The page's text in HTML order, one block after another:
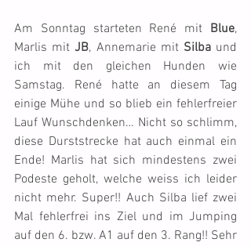
Am Sonntag starteten René mit Blue,
Marlis mit JB, Annemarie mit Silba und
ich mit den gleichen Hunden wie
Samstag. René hatte an diesem Tag
einige Mühe und so blieb ein fehlerfreier
Lauf Wunschdenken… Nicht so schlimm,
diese Durststrecke hat auch einmal ein
Ende! Marlis hat sich mindestens zwei
Podeste geholt, welche weiss ich leider
nicht mehr. Super!! Auch Silba lief zwei
Mal fehlerfrei ins Ziel und im Jumping
auf den 6. bzw. A1 auf den 3. Rang!! Sehr